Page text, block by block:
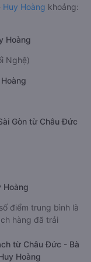
Huy Hoàng khoảng:
Hoàng
Nghệ)
Gòn từ Châu Đức
Hoàng
điểm trung bình là
hàng đã trải
từ Châu Đức - Bà
Hoàng